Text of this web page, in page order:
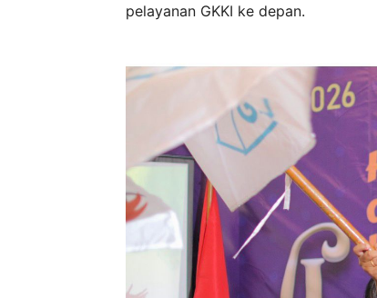
pelayanan GKKI ke depan.